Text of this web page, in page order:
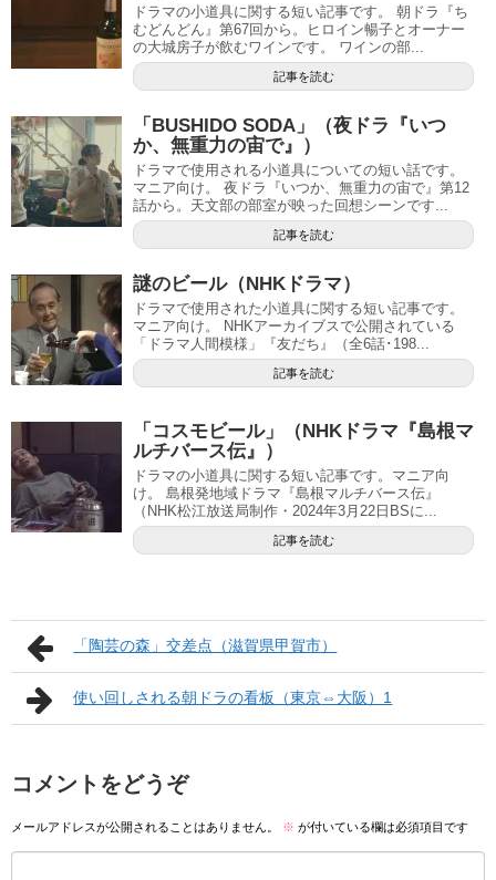
ドラマの小道具に関する短い記事です。 朝ドラ『ち
むどんどん』第67回から。ヒロイン暢子とオーナー
の大城房子が飲むワインです。 ワインの部...
記事を読む
「BUSHIDO SODA」（夜ドラ『いつ
か、無重力の宙で』）
ドラマで使用される小道具についての短い話です。
マニア向け。 夜ドラ『いつか、無重力の宙で』第12
話から。天文部の部室が映った回想シーンです...
記事を読む
謎のビール（NHKドラマ）
ドラマで使用された小道具に関する短い記事です。
マニア向け。 NHKアーカイブスで公開されている
「ドラマ人間模様」『友だち』（全6話･198...
記事を読む
「コスモビール」（NHKドラマ『島根マ
ルチバース伝』）
ドラマの小道具に関する短い記事です。マニア向
け。 島根発地域ドラマ『島根マルチバース伝』
（NHK松江放送局制作・2024年3月22日BSに...
記事を読む
「陶芸の森」交差点（滋賀県甲賀市）
使い回しされる朝ドラの看板（東京⇔大阪）1
コメントをどうぞ
メールアドレスが公開されることはありません。 ※ が付いている欄は必須項目です